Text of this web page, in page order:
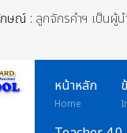
ษณ์ : ลูกจักรคำฯ เป็นผู้
หน้าหลัก
Home